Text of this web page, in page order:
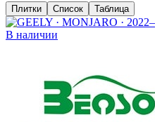
Плитки Список Таблица
В наличии